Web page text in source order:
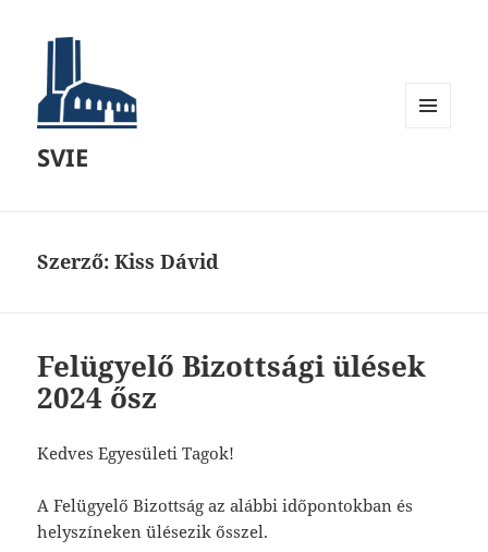
SVIE
Szerző:Kiss Dávid
Felügyelő Bizottsági ülések
2024 ősz
Kedves Egyesületi Tagok!
A Felügyelő Bizottság az alábbi időpontokban és
helyszíneken ülésezik ősszel.